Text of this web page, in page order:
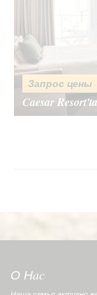
Запрос цены
Caesar
О Нac